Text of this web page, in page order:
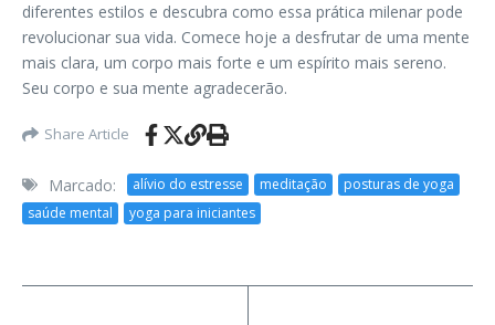
diferentes estilos e descubra como essa prática milenar pode
revolucionar sua vida. Comece hoje a desfrutar de uma mente
mais clara, um corpo mais forte e um espírito mais sereno.
Seu corpo e sua mente agradecerão.
Share Article
Marcado: alívio do estresse meditação
posturas de yoga
saúde mental
yoga para iniciantes